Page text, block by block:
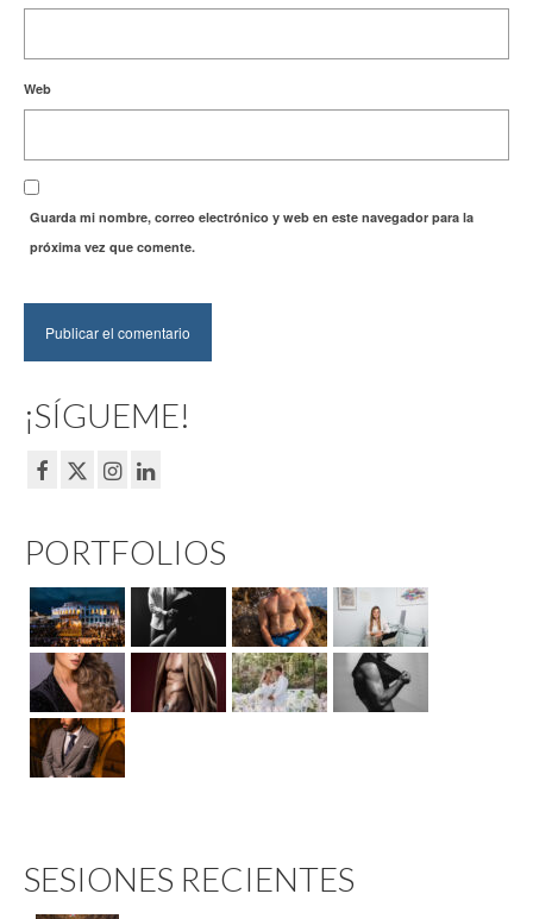
Web
Guarda mi nombre, correo electrónico y web en este navegador para la
próxima vez que comente.
¡SÍGUEME!
PORTFOLIOS
SESIONES RECIENTES